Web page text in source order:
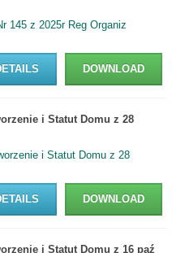
145 z 2025r Reg Organiz
DOWNLOAD
i Statut Domu z 28
i Statut Domu z 28
DOWNLOAD
i Statut Domu z 16 paź